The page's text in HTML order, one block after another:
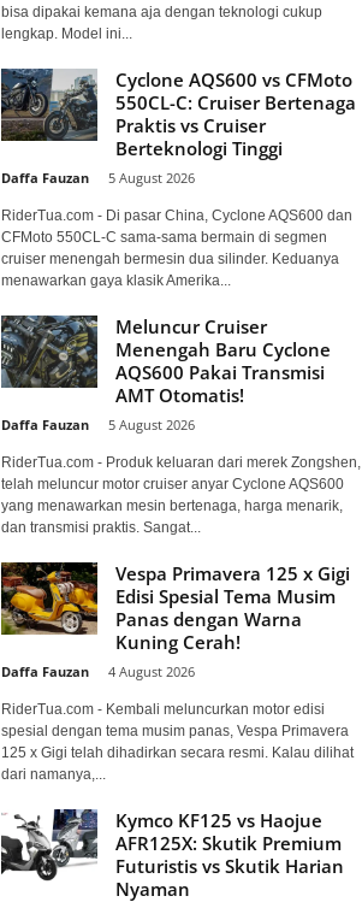
bisa dipakai kemana aja dengan teknologi cukup
lengkap. Model ini...
Cyclone AQS600 vs CFMoto
550CL-C: Cruiser Bertenaga
Praktis vs Cruiser
Berteknologi Tinggi
Daffa Fauzan 5 August 2026
RiderTua.com - Di pasar China, Cyclone AQS600 dan
CFMoto 550CL-C sama-sama bermain di segmen
cruiser menengah bermesin dua silinder. Keduanya
menawarkan gaya klasik Amerika...
Meluncur Cruiser
Menengah Baru Cyclone
AQS600 Pakai Transmisi
AMT Otomatis!
Daffa Fauzan 5 August 2026
RiderTua.com - Produk keluaran dari merek Zongshen,
telah meluncur motor cruiser anyar Cyclone AQS600
yang menawarkan mesin bertenaga, harga menarik,
dan transmisi praktis. Sangat...
Vespa Primavera 125 x Gigi
Edisi Spesial Tema Musim
Panas dengan Warna
Kuning Cerah!
Daffa Fauzan 4 August 2026
RiderTua.com - Kembali meluncurkan motor edisi
spesial dengan tema musim panas, Vespa Primavera
125 x Gigi telah dihadirkan secara resmi. Kalau dilihat
dari namanya,...
Kymco KF125 vs Haojue
AFR125X: Skutik Premium
Futuristis vs Skutik Harian
Nyaman